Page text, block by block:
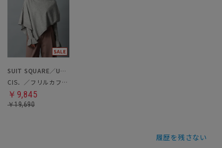
SUIT SQUARE／UNIVERSAL LANGUAGE／WHITE
CIS．／フリルカフタートルニット＆ケープ
￥9,845
￥19,690
履歴を残さない